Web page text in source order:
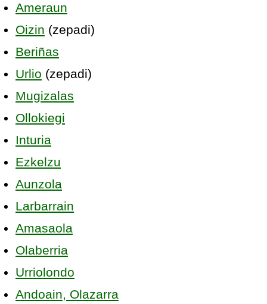
Ameraun
Oizin (zepadi)
Beriñas
Urlio (zepadi)
Mugizalas
Ollokiegi
Inturia
Ezkelzu
Aunzola
Larbarrain
Amasaola
Olaberria
Urriolondo
Andoain, Olazarra